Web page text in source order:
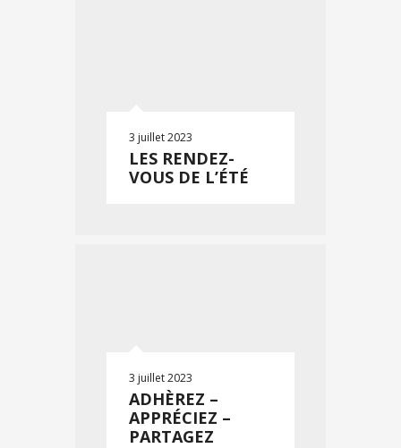
3 juillet 2023
LES RENDEZ-
VOUS DE L’ÉTÉ
3 juillet 2023
ADHÈREZ –
APPRÉCIEZ –
PARTAGEZ